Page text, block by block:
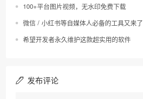
100+平台图片视频，无水印免费下载
微信 / 小红书等自媒体人必备的工具又来了
希望开发者永久维护这款超实用的软件
发布评论